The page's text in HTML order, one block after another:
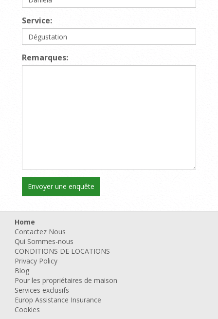
Service:
Remarques:
Home
Contactez Nous
Qui Sommes-nous
CONDITIONS DE LOCATIONS
Privacy Policy
Blog
Pour les propriétaires de maison
Services exclusifs
Europ Assistance Insurance
Cookies